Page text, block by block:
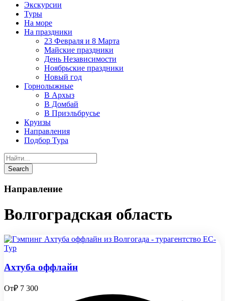
Экскурсии
Туры
На море
На праздники
23 Февраля и 8 Марта
Майские праздники
День Независимости
Ноябрьские праздники
Новый год
Горнолыжные
В Архыз
В Домбай
В Приэльбрусье
Круизы
Направления
Подбор Тура
Направление
Волгоградская область
Ахтуба оффлайн
От₽ 7 300